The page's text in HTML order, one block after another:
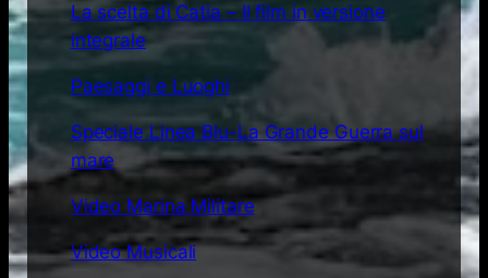
La scelta di Catia – Il film in versione
integrale
Paesaggi e Luoghi
Speciale Linea Blu-La Grande Guerra sul
mare
Video Marina Militare
Video Musicali